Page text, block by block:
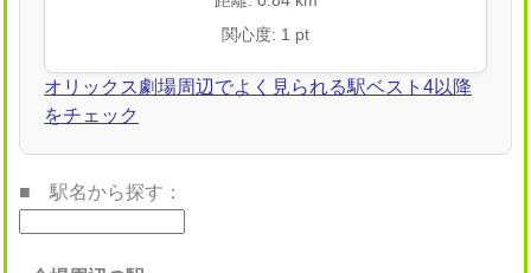
関心度: 1 pt
オリックス劇場周辺でよく見られる駅ベスト4以降
をチェック
■ 駅名から探す：